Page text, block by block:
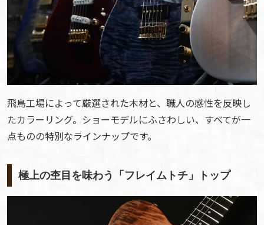
飛鳥工場によって厳選された木材と、職人の感性を反映し
たカラーリング。ショーモデルにふさわしい、すべてが一
点ものの特別なラインナップです。
極上の杢目を味わう「フレイムトチ」トップ